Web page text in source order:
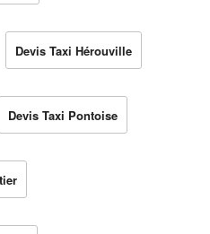
Devis Taxi Hérouville
Devis Taxi Pontoise